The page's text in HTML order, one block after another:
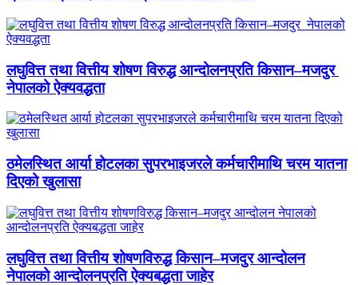
लघुवित्त तथा वित्तीय शोषण विरुद्ध आन्दोलनप्रति किसान–मजदुर
नेपालको ऐक्यवद्धता
ठमेलस्थित आर्या होटलका सुपरभाइजरले कर्मचारीमाथि चरम यातना
दिएको खुलासा
लघुवित्त तथा वित्तीय शोषणविरुद्ध किसान–मजदुर आन्दोलन
नेपालको आन्दोलनप्रति ऐक्यबद्धता जाहेर